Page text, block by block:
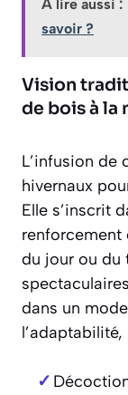
A lire aussi :
savoir ?
Vision
de bois à la
L’infusion de
hivernaux
Elle s’inscrit
renforcement
du jour ou du
dans un